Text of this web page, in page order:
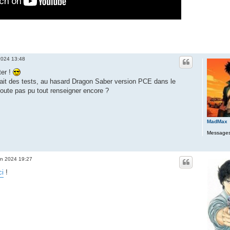
MadMax
13:48
!
des tests, au hasard Dragon Saber version PCE dans le
pas pu tout renseigner encore ?
2024 19:27
!